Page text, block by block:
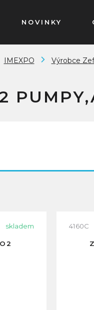
NOVINKY
IMEXPO Výrobce
skladem 4160C